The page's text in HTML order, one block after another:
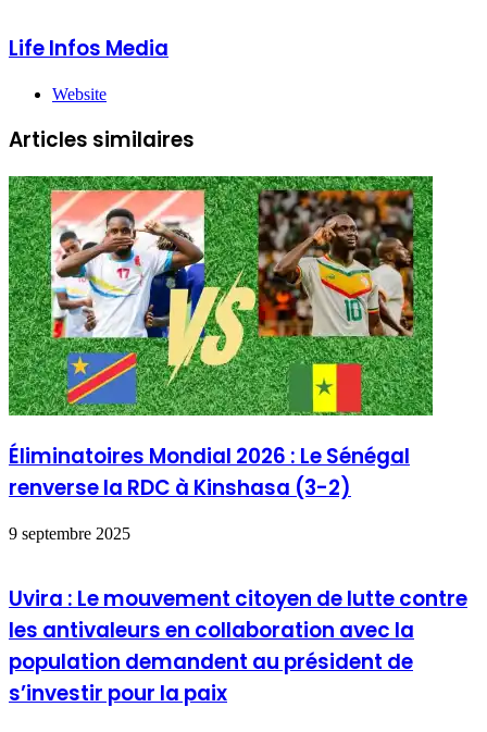
Life Infos Media
Website
Articles similaires
Éliminatoires Mondial 2026 : Le Sénégal
renverse la RDC à Kinshasa (3-2)
9 septembre 2025
Uvira : Le mouvement citoyen de lutte contre
les antivaleurs en collaboration avec la
population demandent au président de
s’investir pour la paix